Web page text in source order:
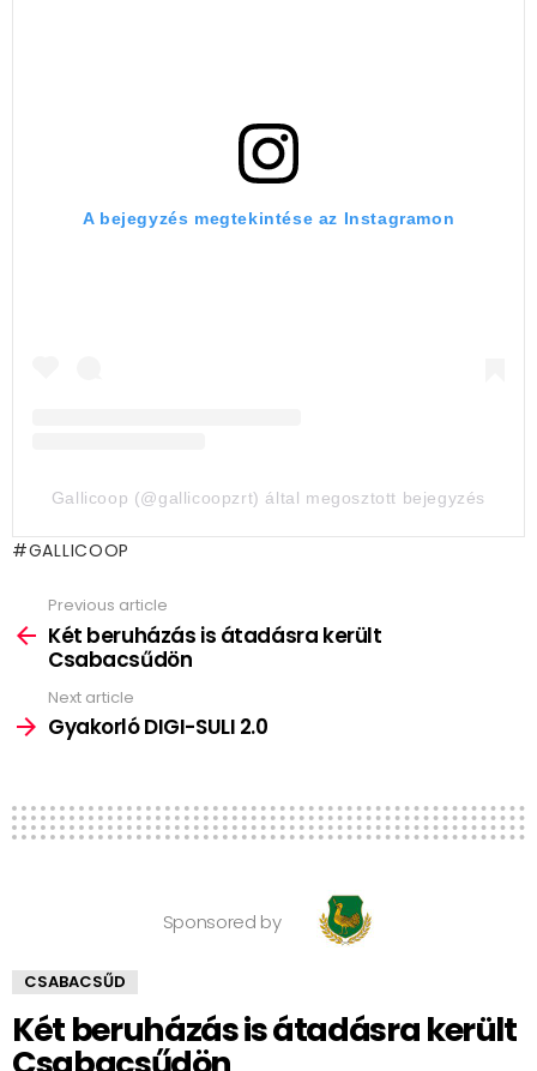
A bejegyzés megtekintése az Instagramon
Gallicoop (@gallicoopzrt) által megosztott bejegyzés
GALLICOOP
more
Previous article
Két beruházás is átadásra került
Csabacsűdön
Next article
Gyakorló DIGI-SULI 2.0
Sponsored by
CSABACSŰD
Két beruházás is átadásra került